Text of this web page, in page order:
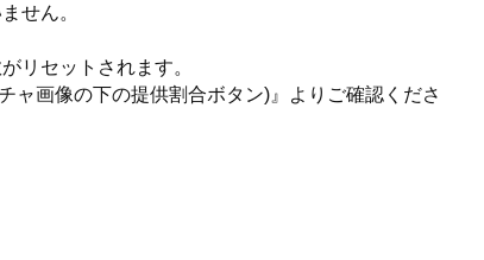
せん。
リセットされます。
ャ画像の下の提供割合ボタン)』よりご確認くださ